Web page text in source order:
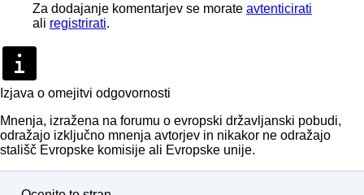
Za dodajanje komentarjev se morate avtenticirati
ali registrirati.
Izjava o omejitvi odgovornosti
Mnenja, izražena na forumu o evropski državljanski pobudi,
odražajo izključno mnenja avtorjev in nikakor ne odražajo
stališč Evropske komisije ali Evropske unije.